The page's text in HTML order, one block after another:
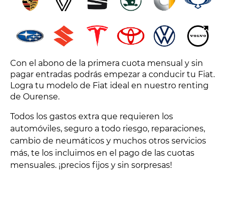
Con el abono de la primera cuota mensual y sin
pagar entradas podrás empezar a conducir tu Fiat.
Logra tu modelo de Fiat ideal en nuestro renting
de Ourense.
Todos los gastos extra que requieren los
automóviles, seguro a todo riesgo, reparaciones,
cambio de neumáticos y muchos otros servicios
más, te los incluimos en el pago de las cuotas
mensuales. ¡precios fijos y sin sorpresas!